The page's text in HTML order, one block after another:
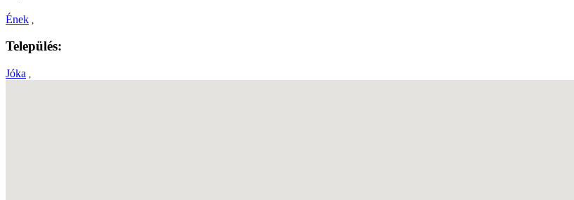
Ének
Település:
Jóka